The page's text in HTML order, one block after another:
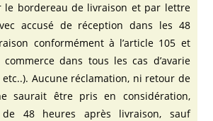
le bordereau de livraison et par lettre
accusé de réception dans les 48
conformément à l’article 105 et
dans tous les cas d’avarie
etc..). Aucune réclamation, ni retour de
saurait être pris en considération,
48 heures après livraison, sauf